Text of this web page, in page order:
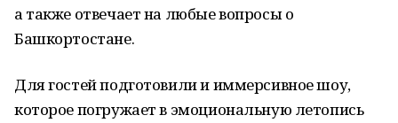
а также отвечает на любые вопросы о
Башкортостане.
Для гостей подготовили и иммерсивное шоу,
которое погружает в эмоциональную летопись